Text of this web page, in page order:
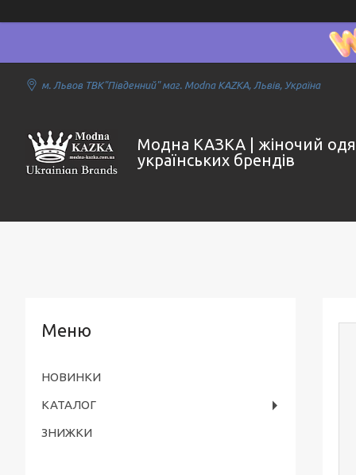
м. Львов ТВК"Південний" маг. Modna KAZKA, Львів, Україна
Модна КАЗКА | жіночий
українських брендів
НОВИНКИ
КАТАЛОГ
ЗНИЖКИ